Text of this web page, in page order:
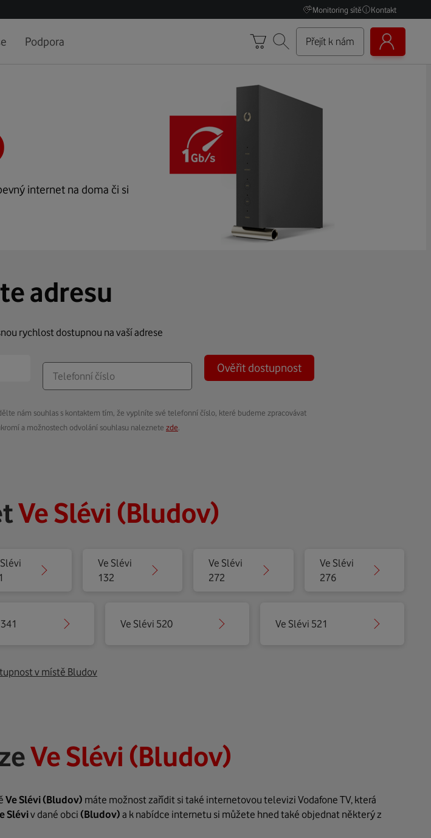
Monitoring sítě Kontakt
Podpora Přejít k nám
internet na doma či si
adresu
rychlost dostupnou na vaší adrese
Ověřit dostupnost
nám souhlas s kontaktem tím, že vyplníte své telefonní číslo, které budeme zpracovávat
a možnostech odvolání souhlasu naleznete zde
Ve Slévi (Bludov)
Ve Slévi
132
Ve Slévi
272
Ve Slévi
276
Ve Slévi 520 Ve Slévi 521
v místě Bludov
Ve Slévi (Bludov)
Ve Slévi(Bludov) máte možnost zařídit si také internetovou televizi Vodafone TV, která
Sléviv dané obci (Bludov) a k nabídce internetu si můžete hned také objednat některý z